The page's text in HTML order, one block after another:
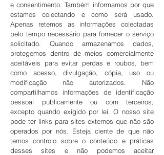
e consentimento. Também informamos por que
estamos colectando e como será usado.
Apenas retemos as informações colectadas
pelo tempo necessário para fornecer o serviço
solicitado. Quando armazenamos dados,
protegemos dentro de meios comercialmente
aceitáveis ​​para evitar perdas e roubos, bem
como acesso, divulgação, cópia, uso ou
modificação não autorizados. Não
compartilhamos informações de identificação
pessoal publicamente ou com terceiros,
excepto quando exigido por lei. O nosso site
pode ter links para sites externos que não são
operados por nós. Esteja ciente de que não
temos controlo sobre o conteúdo e práticas
desses sites e não podemos aceitar